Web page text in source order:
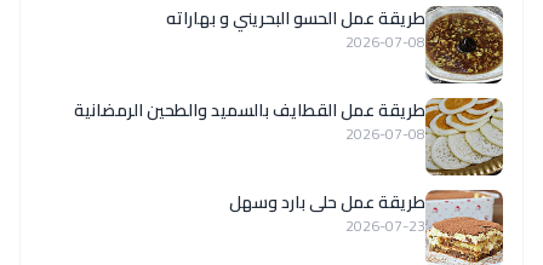
طريقة عمل الحسو البحريني و بهاراته
2026-07-08
طريقة عمل القطايف بالسميد والطحين الرمضانية
2026-07-08
طريقة عمل حلى بارد وسهل
2026-07-23